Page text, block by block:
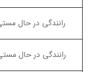
رانندگی در حال
رانندگی در حال